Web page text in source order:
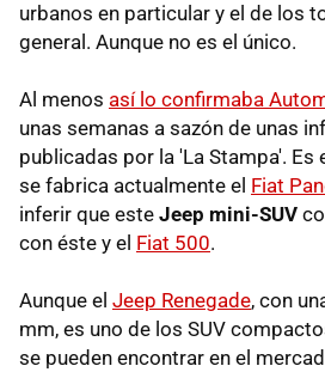
urbanos en particular y el de los
general. Aunque no es el único.
Al menos así lo confirmaba
unas semanas a sazón de unas
publicadas por la 'La Stampa'. Es
se fabrica actualmente el Fiat
inferir que este Jeep mini-SUV
con éste y el Fiat 500.
Aunque el Jeep Renegade, con
mm, es uno de los SUV
se pueden encontrar en el